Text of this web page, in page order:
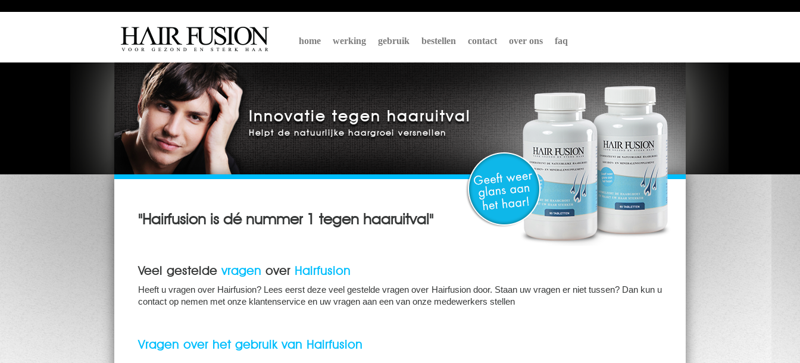
home werking gebruik bestellen contact over ons faq
Innovatie tegen haaruitval
Helpt de natuurlijke haargroei versnellen
"Hairfusion is dé nummer 1 tegen haaruitval"
Veel gesteldevragen over Hairfusion
Heeft u vragen over Hairfusion? Lees eerst deze veel gestelde vragen over Hairfusion door. Staan uw vragen er niet tussen? Dan kun u
contact op nemen met onze klantenservice en uw vragen aan een van onze medewerkers stellen
Vragen over het gebruik van Hairfusion